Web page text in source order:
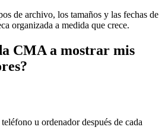
de archivo, los tamaños y las fechas de
organizada a medida que crece.
CMA a mostrar mis
u ordenador después de cada